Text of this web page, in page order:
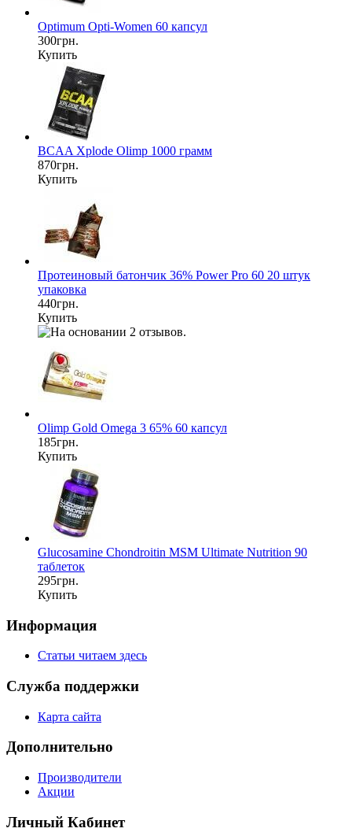
Optimum Opti-Women 60 капсул
300грн.
Купить
BCAA Xplode Olimp 1000 грамм
870грн.
Купить
Протеиновый батончик 36% Power Pro 60 20 штук
упаковка
440грн.
Купить
Olimp Gold Omega 3 65% 60 капсул
185грн.
Купить
Glucosamine Chondroitin MSM Ultimate Nutrition 90
таблеток
295грн.
Купить
Информация
Статьи читаем здесь
Служба поддержки
Карта сайта
Дополнительно
Производители
Акции
Личный Кабинет